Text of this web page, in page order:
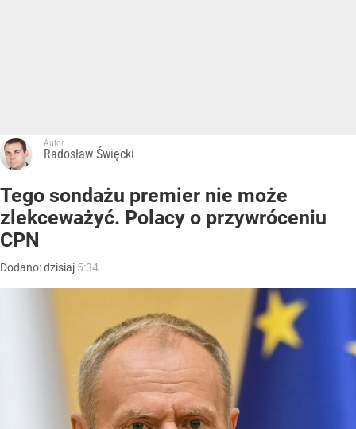
Autor:
Radosław Święcki
Tego sondażu premier nie może
zlekceważyć. Polacy o przywróceniu
CPN
Dodano:dzisiaj 5:34